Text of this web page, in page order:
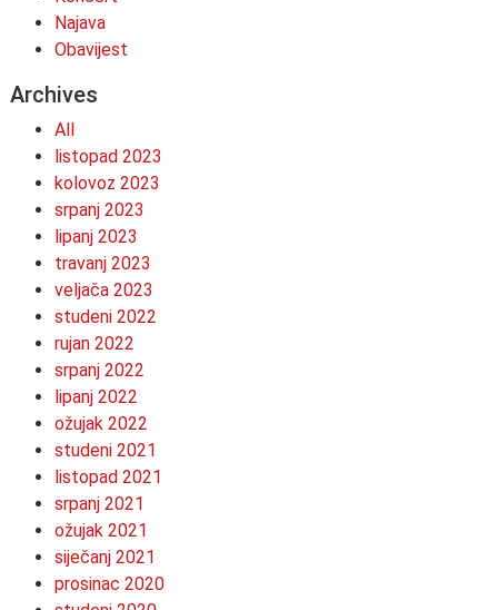
Najava
Obavijest
Archives
All
listopad 2023
kolovoz 2023
srpanj 2023
lipanj 2023
travanj 2023
veljača 2023
studeni 2022
rujan 2022
srpanj 2022
lipanj 2022
ožujak 2022
studeni 2021
listopad 2021
srpanj 2021
ožujak 2021
siječanj 2021
prosinac 2020